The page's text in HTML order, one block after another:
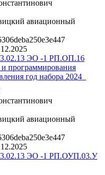
авиационный
ЭО -1 РП.ОП.16
программирования
год набора 2024_
авиационный
ЭО -1 РП.ОУП.03.У